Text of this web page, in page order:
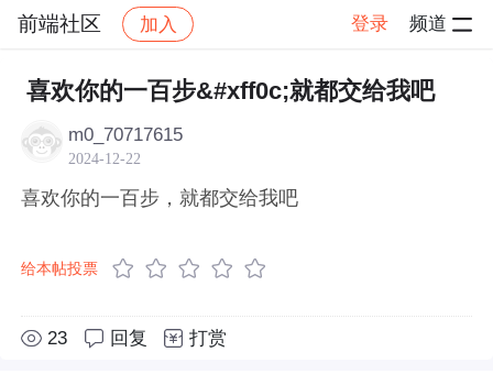
前端社区 加入 登录 频道
社区 前端社区 感慨 帖子详情
喜欢你的一百步&#xff0c;就都交给我吧
m0_70717615
2024-12-22
喜欢你的一百步，就都交给我吧
给本帖投票
23 回复 打赏